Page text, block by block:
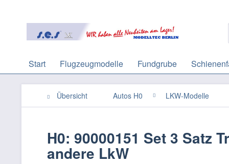
Start Flugzeugmodelle Fundgrube
Übersicht Autos H0 LKW-Modelle
H0: 90000151 Set 3 Satz
andere LkW